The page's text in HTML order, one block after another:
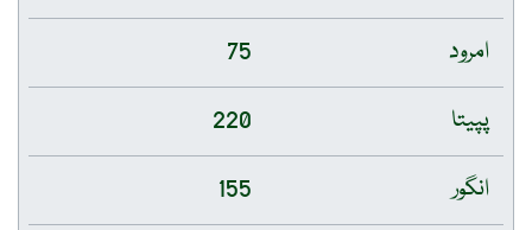
امرود
75
پپیتا
220
انگور
155